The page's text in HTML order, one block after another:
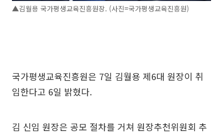
▲김월용 국가평생교육진흥원장. (사진=국가평생교육진흥원)
국가평생교육진흥원은 7일 김월용 제6대 원장이 취
임한다고 6일 밝혔다.
김 신임 원장은 공모 절차를 거쳐 원장추천위원회 추